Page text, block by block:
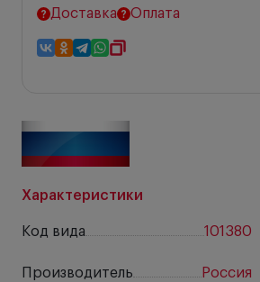
Характеристики
Код вида 101380
Производитель Россия
Доставка Оплата